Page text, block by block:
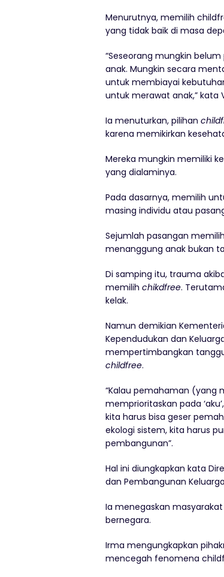
Menurutnya, memilih
yang tidak baik di masa
“Seseorang mungkin
anak. Mungkin secara
untuk membiayai
untuk merawat anak,” kata
Ia menuturkan, pilihan
karena memikirkan
Mereka mungkin memiliki
yang dialaminya.
Pada dasarnya, memilih
masing individu atau
Sejumlah pasangan memilih
menanggung anak bukan
Di samping itu, trauma
memilih chikdfree.
kelak.
Namun demikian
Kependudukan dan
mempertimbangkan
childfree.
“Kalau pemahaman (yang
memprioritaskan pada
kita harus bisa geser
ekologi sistem, kita harus
pembangunan”.
Hal ini diungkapkan kata
dan Pembangunan
Ia menegaskan
bernegara.
Irma mengungkapkan
mencegah fenomena